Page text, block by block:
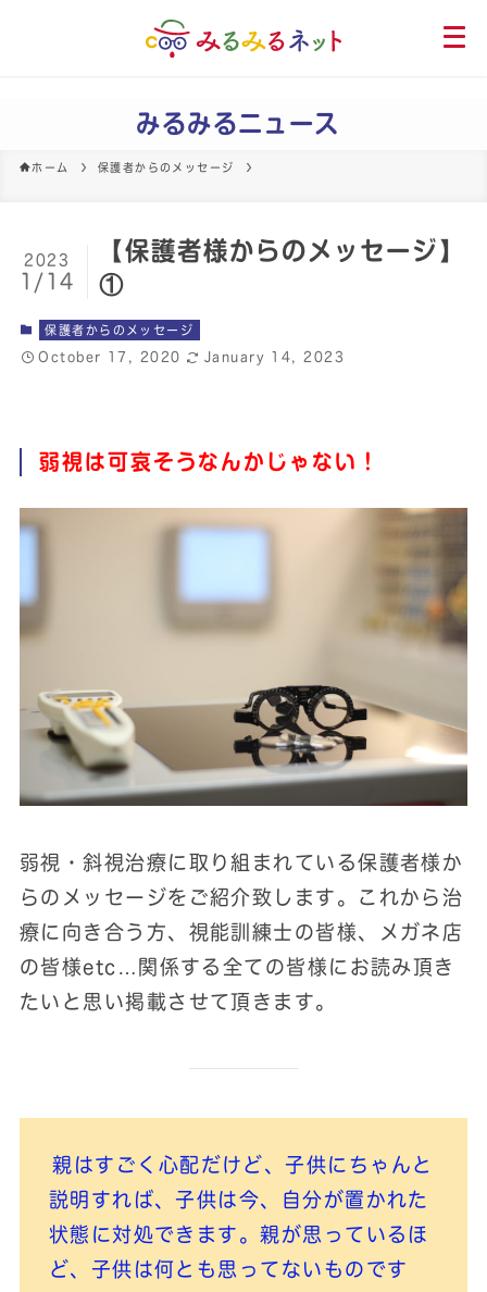
メ
ニ
みるみるニュース
ホーム 保護者からのメッセージ
【保護者様からのメッセージ】
①
2023
1/14
保護者からのメッセージ
October 17, 2020 January 14, 2023
弱視は可哀そうなんかじゃない！
弱視・斜視治療に取り組まれている保護者様か
らのメッセージをご紹介致します。これから治
療に向き合う方、視能訓練士の皆様、メガネ店
の皆様etc…関係する全ての皆様にお読み頂き
たいと思い掲載させて頂きます。
親はすごく心配だけど、子供にちゃんと
説明すれば、子供は今、自分が置かれた
状態に対処できます。親が思っているほ
ど、子供は何とも思ってないものです